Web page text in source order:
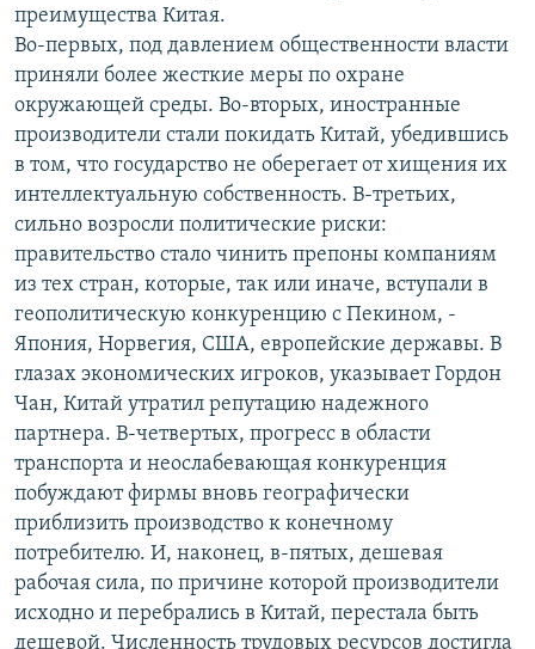
преимущества Китая.
Во-первых, под давлением общественности власти
приняли более жесткие меры по охране
окружающей среды. Во-вторых, иностранные
производители стали покидать Китай, убедившись
в том, что государство не оберегает от хищения их
интеллектуальную собственность. В-третьих,
сильно возросли политические риски:
правительство стало чинить препоны компаниям
из тех стран, которые, так или иначе, вступали в
геополитическую конкуренцию с Пекином, -
Япония, Норвегия, США, европейские державы. В
глазах экономических игроков, указывает Гордон
Чан, Китай утратил репутацию надежного
партнера. В-четвертых, прогресс в области
транспорта и неослабевающая конкуренция
побуждают фирмы вновь географически
приблизить производство к конечному
потребителю. И, наконец, в-пятых, дешевая
рабочая сила, по причине которой производители
исходно и перебрались в Китай, перестала быть
дешевой. Численность трудовых ресурсов достигла